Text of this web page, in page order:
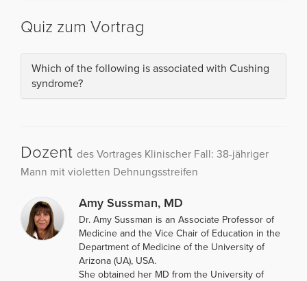
Quiz zum Vortrag
Which of the following is associated with Cushing
syndrome?
Dozent des Vortrages Klinischer Fall: 38-jähriger
Mann mit violetten Dehnungsstreifen
Amy Sussman, MD
Dr. Amy Sussman is an Associate Professor of
Medicine and the Vice Chair of Education in the
Department of Medicine of the University of
Arizona (UA), USA.
She obtained her MD from the University of